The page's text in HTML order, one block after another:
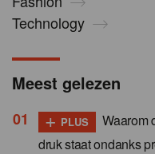
Technology
Meest gelezen
+ PLUS
Waarom
druk staat ondanks